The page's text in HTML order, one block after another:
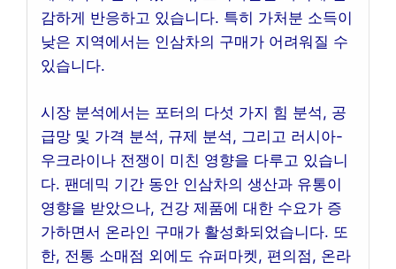
감하게 반응하고 있습니다. 특히 가처분 소득이
낮은 지역에서는 인삼차의 구매가 어려워질 수
있습니다.
시장 분석에서는 포터의 다섯 가지 힘 분석, 공
급망 및 가격 분석, 규제 분석, 그리고 러시아-
우크라이나 전쟁이 미친 영향을 다루고 있습니
다. 팬데믹 기간 동안 인삼차의 생산과 유통이
영향을 받았으나, 건강 제품에 대한 수요가 증
가하면서 온라인 구매가 활성화되었습니다. 또
한, 전통 소매점 외에도 슈퍼마켓, 편의점, 온라